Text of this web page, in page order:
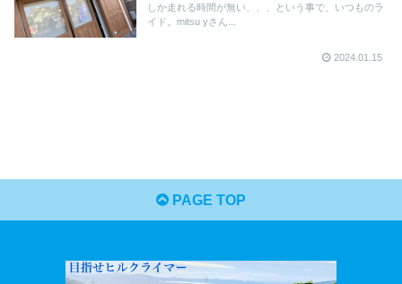
しか走れる時間が無い、、、という事で、いつものラ
イド。mitsu yさん...
2024.01.15
PAGE TOP